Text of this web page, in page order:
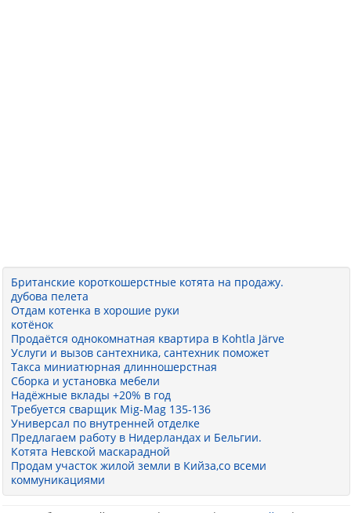
Британские короткошерстные котята на продажу.
дубова пелета
Отдам котенка в хорошие руки
котёнок
Продаётся однокомнатная квартира в Kohtla Järve
Услуги и вызов сантехника, сантехник поможет
Такса миниатюрная длинношерстная
Сборка и установка мебели
Надёжные вклады +20% в год
Требуется сварщик Mig-Mag 135-136
Универсал по внутренней отделке
Предлагаем работу в Нидерландах и Бельгии.
Котята Невской маскарадной
Продам участок жилой земли в Кийза,со всеми
коммуникациями